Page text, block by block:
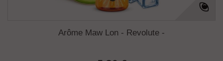
Arôme Maw Lon - Revolute -